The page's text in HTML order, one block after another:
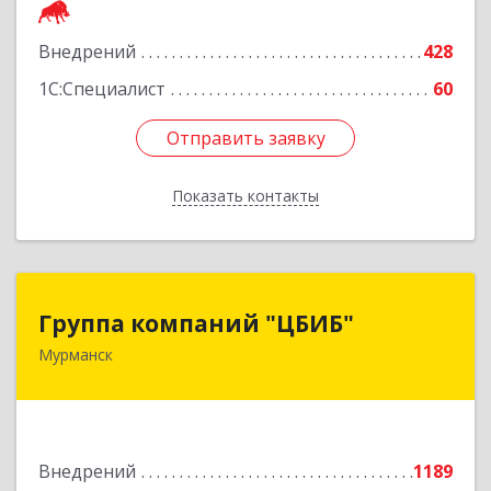
Внедрений
428
1С:Специалист
60
Отправить заявку
Показать контакты
Подробнее
Отправить заявку
Назад
Группа компаний "ЦБИБ"
Мурманск
Внедрений
1189
Группа компаний "ЦБИБ"
183010, Мурманская обл, Мурманск г, Кирова